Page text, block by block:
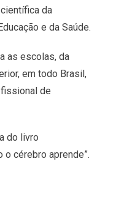
da
e da Saúde.
as escolas, da
em todo Brasil,
de
do livro
o cérebro aprende”.